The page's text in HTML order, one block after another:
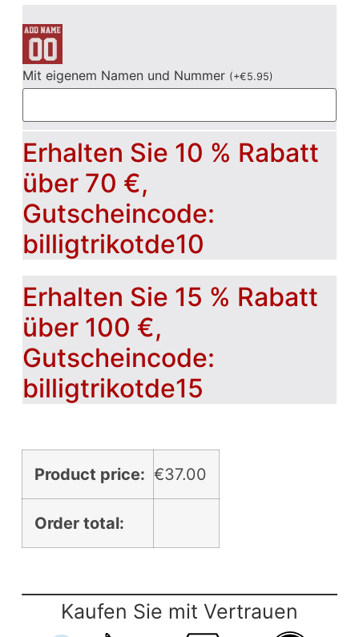
Mit eigenem Namen und Nummer (+€5.95)
Erhalten Sie 10 % Rabatt
über 70 €,
Gutscheincode:
billigtrikotde10
Erhalten Sie 15 % Rabatt
über 100 €,
Gutscheincode:
billigtrikotde15
Product price: €37.00
Order total:
Kaufen Sie mit Vertrauen